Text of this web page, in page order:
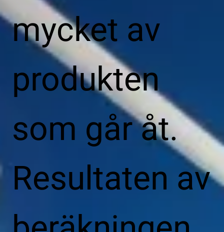
mycket av
produkten
som går åt.
Resultaten av